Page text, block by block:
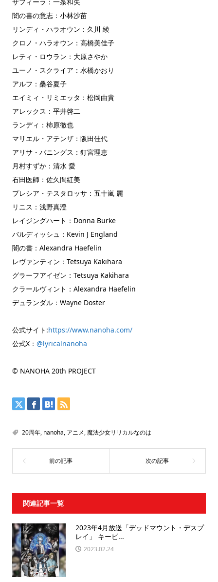
ザフィーラ：一条和矢
闇の書の意志：小林沙苗
リンディ・ハラオウン：久川 綾
クロノ・ハラオウン：高橋美佳子
レティ・ロウラン：大原さやか
ユーノ・スクライア：水橋かおり
アルフ：桑谷夏子
エイミィ・リミエッタ：松岡由貴
アレックス：平井啓二
ランディ：柿原徹也
マリエル・アテンザ：阪田佳代
アリサ・バニングス：釘宮理恵
月村すずか：清水 愛
石田医師：佐久間紅美
プレシア・テスタロッサ：五十嵐 麗
リニス：浅野真澄
レイジングハート：Donna Burke
バルディッシュ：Kevin J England
闇の書：Alexandra Haefelin
レヴァンティン：Tetsuya Kakihara
グラーフアイゼン：Tetsuya Kakihara
クラールヴィント：Alexandra Haefelin
デュランダル：Wayne Doster
公式サイト:https://www.nanoha.com/
公式X： @lyricalnanoha
© NANOHA 20th PROJECT
20周年, nanoha, アニメ, 魔法少女リリカルなのは
関連記事一覧
2023年4月放送「デッドマウント・デスプ
レイ」 キービ...
2023.02.24